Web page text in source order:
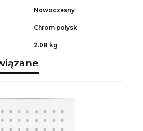
Nowoczesny
Chrom połysk
2.08 kg